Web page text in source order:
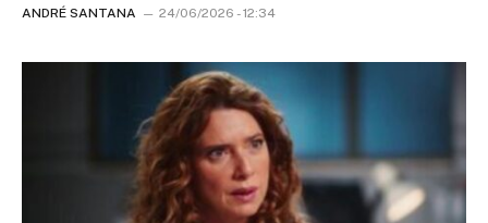
ANDRÉ SANTANA 24/06/2026 - 12:34